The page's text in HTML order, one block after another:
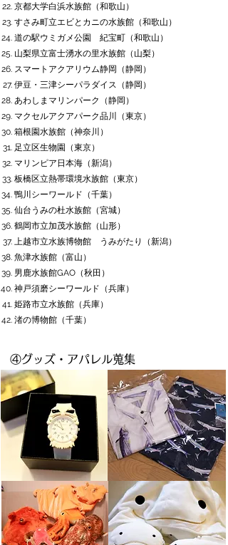
京都大学白浜水族館（和歌山 ）
すさみ町立エビとカニの水族館（和歌山 ）
道の駅ウミガメ公園 紀宝町（和歌山 ）
山梨県立富士湧水の里水族館（山梨）
スマートアクアリウム静岡（静岡 ）
伊豆・三津シーパラダイス（静岡 ）
あわしまマリンパーク（静岡 ）
マクセルアクアパーク品川（東京）
箱根園水族館（神奈川 ）
足立区生物園（東京）
​マリンピア日本海（新潟）
​板橋区立熱帯環境水族館​（東京）
​鴨川シーワールド（千葉）
仙台うみの杜水族館（宮城）
​鶴岡市立加茂水族館（山形）
上越市立水族博物館 うみがたり（新潟）
​魚津水族館（富山 ）
男鹿水族館GAO（秋田）
神戸須磨シーワールド（兵庫）
​姫路市立水族館（兵庫）
​渚の博物館（千葉）
④グッズ・アパレル蒐集